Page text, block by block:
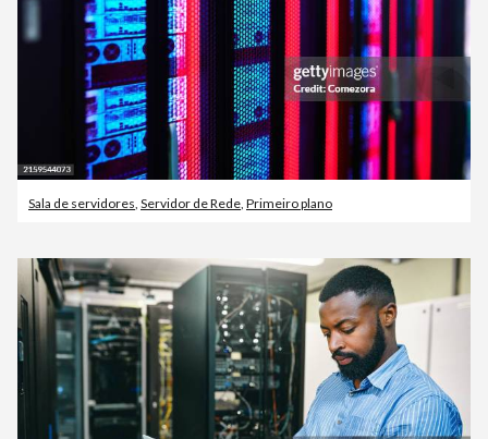
Sala de servidores Servidor de Rede Primeiro plano